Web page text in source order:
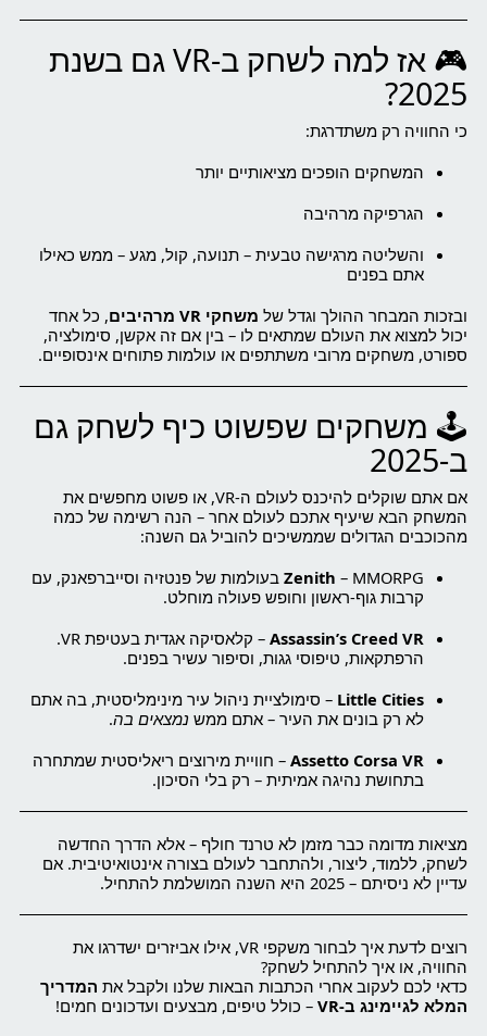
🎮 אז למה לשחק ב-VR גם בשנת
2025?
כי החוויה רק משתדרגת:
המשחקים הופכים מציאותיים יותר
הגרפיקה מרהיבה
והשליטה מרגישה טבעית – תנועה, קול, מגע – ממש כאילו
אתם בפנים
ובזכות המבחר ההולך וגדל של משחקי VR מרהיבים
, כל אחד
יכול למצוא את העולם שמתאים לו – בין אם זה אקשן, סימולציה,
ספורט, משחקים מרובי משתתפים או עולמות פתוחים אינסופיים.
🕹️ משחקים שפשוט כיף לשחק גם
ב-2025
אם אתם שוקלים להיכנס לעולם ה-VR, או פשוט מחפשים את
המשחק הבא שיעיף אתכם לעולם אחר – הנה רשימה של כמה
מהכוכבים הגדולים שממשיכים להוביל גם השנה:
Zenith – MMORPG בעולמות של פנטזיה וסייברפאנק, עם
קרבות גוף-ראשון וחופש פעולה מוחלט.
Assassin’s Creed VR
– קלאסיקה אגדית בעטיפת VR.
הרפתקאות, טיפוסי גגות, וסיפור עשיר בפנים.
Little Cities – סימולציית ניהול עיר מינימליסטית, בה אתם
לא רק בונים את העיר – אתם ממש נמצאים בה.
Assetto Corsa VR – חוויית מירוצים ריאליסטית שמתחרה
בתחושת נהיגה אמיתית – רק בלי הסיכון.
מציאות מדומה כבר מזמן לא טרנד חולף – אלא הדרך החדשה
לשחק, ללמוד, ליצור, ולהתחבר לעולם בצורה אינטואיטיבית. אם
עדיין לא ניסיתם – 2025 היא השנה המושלמת להתחיל.
רוצים לדעת איך לבחור משקפי VR, אילו אביזרים ישדרגו את
החוויה, או איך להתחיל לשחק?
כדאי לכם לעקוב אחרי הכתבות הבאות שלנו ולקבל את המדריך
המלא לגיימינג ב-VR
– כולל טיפים, מבצעים ועדכונים חמים!